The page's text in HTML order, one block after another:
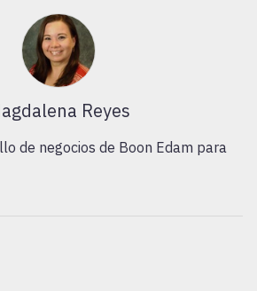
Reyes
de negocios de Boon Edam para